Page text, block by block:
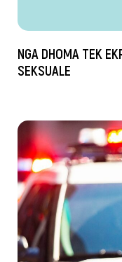
NGA DHOMA TEK
SEKSUALE